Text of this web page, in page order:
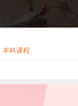
本科课程